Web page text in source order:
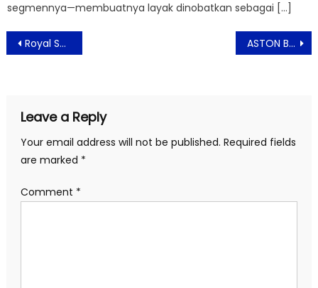
segmennya—membuatnya layak dinobatkan sebagai […]
Post
navigation
Royal Safari Garden Hadirkan Layanan Pesta Pernikahan The Haifa Wedding Galery ASTON Bogor Hotel & Resort Sajikan Hidangan Favorit dan Minuman Sehat
Leave a Reply
Your email address will not be published. Required fields
are marked *
Comment *